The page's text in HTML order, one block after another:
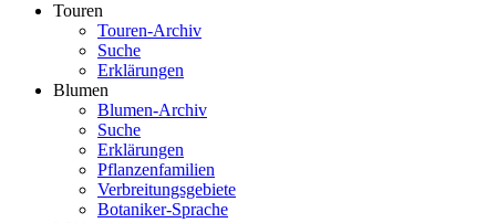
Touren
Touren-Archiv
Suche
Erklärungen
Blumen
Blumen-Archiv
Suche
Erklärungen
Pflanzenfamilien
Verbreitungsgebiete
Botaniker-Sprache